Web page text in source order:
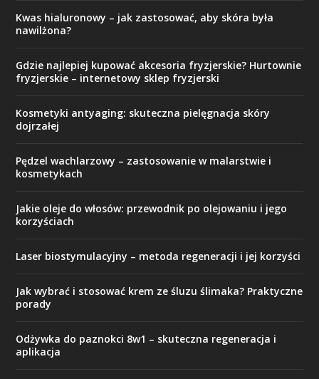
Kwas hialuronowy – jak zastosować, aby skóra była
nawilżona?
Gdzie najlepiej kupować akcesoria fryzjerskie? Hurtownie
fryzjerskie – internetowy sklep fryzjerski
Kosmetyki antyaging: skuteczna pielęgnacja skóry
dojrzałej
Pędzel wachlarzowy – zastosowanie w malarstwie i
kosmetykach
Jakie oleje do włosów: przewodnik po olejowaniu i jego
korzyściach
Laser biostymulacyjny – metoda regeneracji i jej korzyści
Jak wybrać i stosować krem ze śluzu ślimaka? Praktyczne
porady
Odżywka do paznokci 8w1 – skuteczna regeneracja i
aplikacja